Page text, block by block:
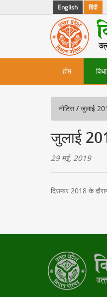
English हिंदी
होम
नोटिस / जुलाई
जुलाई
29 मई, 2019
दिसम्बर 2018 के